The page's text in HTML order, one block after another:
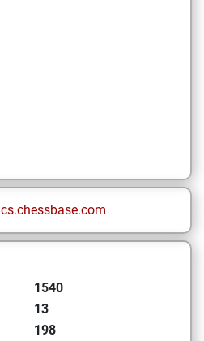
1540
13
198